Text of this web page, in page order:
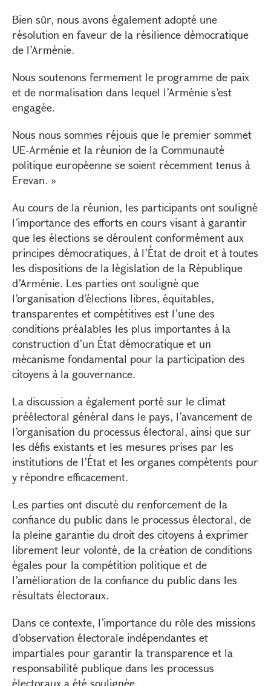
Bien sûr, nous avons également adopté une
résolution en faveur de la résilience démocratique
de l’Arménie.
Nous soutenons fermement le programme de paix
et de normalisation dans lequel l’Arménie s’est
engagée.
Nous nous sommes réjouis que le premier sommet
UE-Arménie et la réunion de la Communauté
politique européenne se soient récemment tenus à
Erevan. »
Au cours de la réunion, les participants ont souligné
l’importance des efforts en cours visant à garantir
que les élections se déroulent conformément aux
principes démocratiques, à l’État de droit et à toutes
les dispositions de la législation de la République
d’Arménie. Les parties ont souligné que
l’organisation d’élections libres, équitables,
transparentes et compétitives est l’une des
conditions préalables les plus importantes à la
construction d’un État démocratique et un
mécanisme fondamental pour la participation des
citoyens à la gouvernance.
La discussion a également porté sur le climat
préélectoral général dans le pays, l’avancement de
l’organisation du processus électoral, ainsi que sur
les défis existants et les mesures prises par les
institutions de l’État et les organes compétents pour
y répondre efficacement.
Les parties ont discuté du renforcement de la
confiance du public dans le processus électoral, de
la pleine garantie du droit des citoyens à exprimer
librement leur volonté, de la création de conditions
égales pour la compétition politique et de
l’amélioration de la confiance du public dans les
résultats électoraux.
Dans ce contexte, l’importance du rôle des missions
d’observation électorale indépendantes et
impartiales pour garantir la transparence et la
responsabilité publique dans les processus
électoraux a été soulignée.